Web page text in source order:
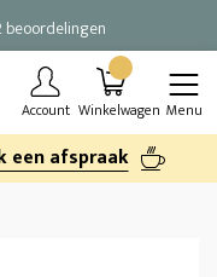
beoordelingen
Account Winkelwagen Menu
een afspraak